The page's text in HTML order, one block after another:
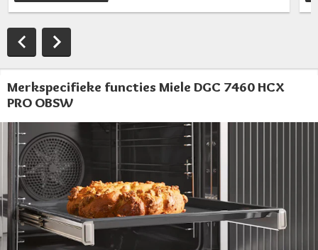
Merkspecifieke functies Miele DGC 7460 HCX
PRO OBSW